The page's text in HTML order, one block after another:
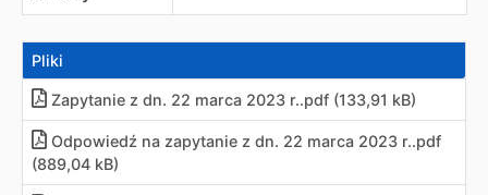
Pliki
Zapytanie z dn. 22 marca 2023 r..pdf (133,91 kB)
Odpowiedź na zapytanie z dn. 22 marca 2023 r..pdf
(889,04 kB)